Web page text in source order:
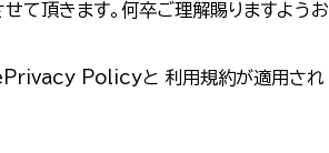
て頂きます。何卒ご理解賜りますようお
Policyと 利用規約が適用され